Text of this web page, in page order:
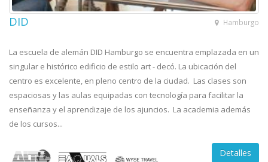
Hamburgo
DID
La escuela de alemán DID Hamburgo se encuentra emplazada en un
singular e histórico edificio de estilo art - decó. La ubicación del
centro es excelente, en pleno centro de la ciudad. Las clases son
espaciosas y las aulas equipadas con tecnología para facilitar la
enseñanza y el aprendizaje de los ajuncios. La academia además
de los cursos...
Detalles